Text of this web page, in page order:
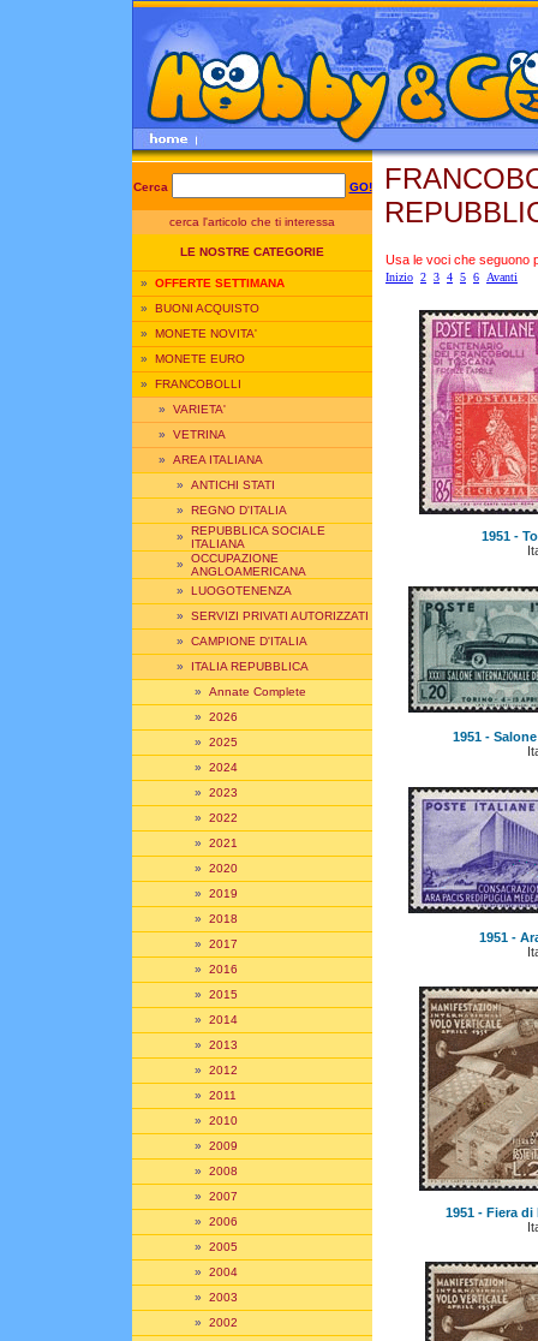
Cerca GO!
cerca l'articolo che ti interessa
LE NOSTRE CATEGORIE
» OFFERTE SETTIMANA
» BUONI ACQUISTO
» MONETE NOVITA'
» MONETE EURO
» FRANCOBOLLI
» VARIETA'
» VETRINA
» AREA ITALIANA
» ANTICHI STATI
» REGNO D'ITALIA
» REPUBBLICA SOCIALE
ITALIANA
» OCCUPAZIONE
ANGLOAMERICANA
» LUOGOTENENZA
» SERVIZI PRIVATI AUTORIZZATI
» CAMPIONE D'ITALIA
» ITALIA REPUBBLICA
» Annate Complete
» 2026
» 2025
» 2024
» 2023
» 2022
» 2021
» 2020
» 2019
» 2018
» 2017
» 2016
» 2015
» 2014
» 2013
» 2012
» 2011
» 2010
» 2009
» 2008
» 2007
» 2006
» 2005
» 2004
» 2003
» 2002
Usa le voci che seguono
Inizio 2 3 4 5 6 Avanti
1951 -
1951 -
1951 -
1951 - Fiera di